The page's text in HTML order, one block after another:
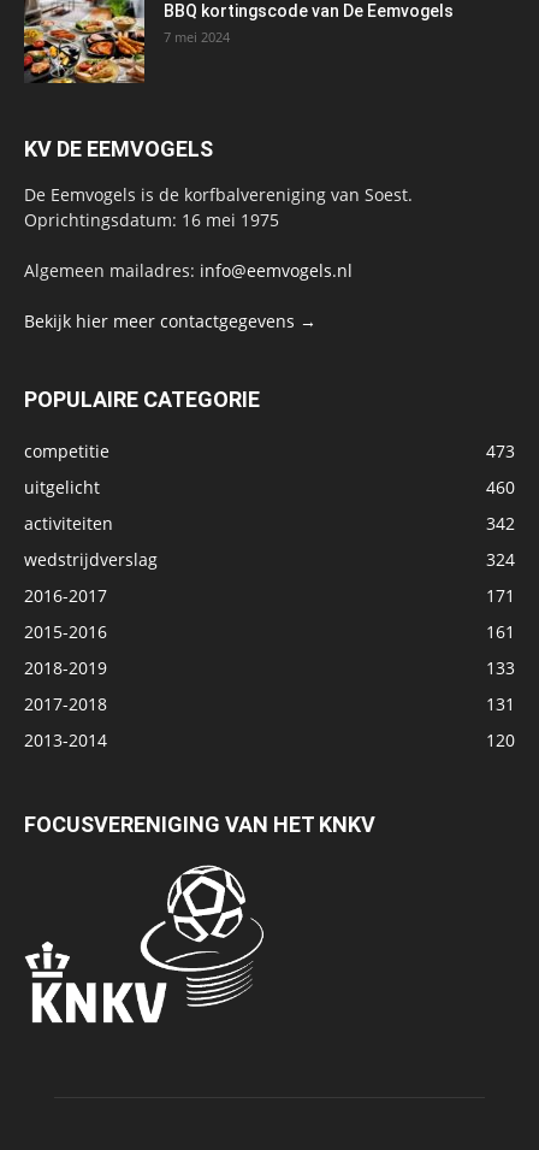
BBQ kortingscode van De Eemvogels
7 mei 2024
KV DE EEMVOGELS
De Eemvogels is de korfbalvereniging van Soest.
Oprichtingsdatum: 16 mei 1975
Algemeen mailadres: info@eemvogels.nl
Bekijk hier meer contactgegevens →
POPULAIRE CATEGORIE
competitie
473
uitgelicht
460
activiteiten
342
wedstrijdverslag
324
2016-2017
171
2015-2016
161
2018-2019
133
2017-2018
131
2013-2014
120
FOCUSVERENIGING VAN HET KNKV